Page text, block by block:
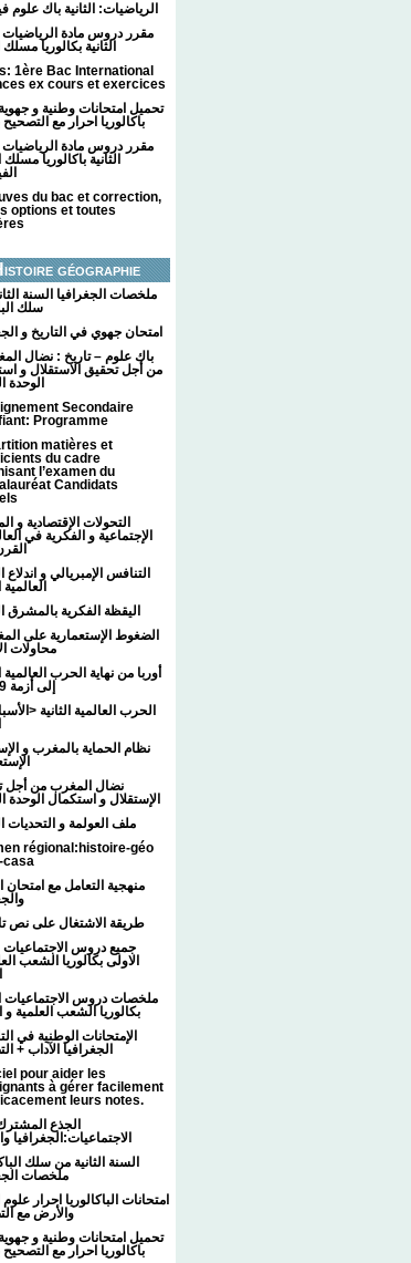
الرياضيات: الثانية باك علوم
مقرر دروس مادة الرياضيات
الثانية بكالوريا مسلك
1ère Bac International
ex cours et exercices
باكالوريا احرار مع
مقرر دروس مادة الرياضيات
الثانية باكالوريا مسلك
du bac et correction,
options et toutes
géographie
ملخصات الجغرافيا السنة
سلك
امتحان جهوي في التاريخ و
من أجل تحقيق الاستقلال و
الوحدة
Secondaire
Programme
matières et
du cadre
l’examen du
Candidats
التحولات الإقتصادية و
الإجتماعية و الفكرية في
القرن
التنافس الإمبريالي و
اليقظة الفكرية بالمشرق
الضغوط الإستعمارية على
محاولات
أوربا من نهاية الحرب العالمية
إلى أزمة 1929م
نظام الحماية بالمغرب و
نضال المغرب من أجل
الإستقلال و استكمال الوحدة
ملف العولمة و التحديات
régional:histoire-géo
casa
منهجية التعامل مع امتحان
طريقة الاشتغال على نص
جميع دروس الاجتماعيات
الاولى بكالوريا الشعب
ملخصات دروس الاجتماعيات
بكالوريا الشعب العلمية و
الإمتحانات الوطنية في
الجغرافيا الآداب +
pour aider les
à gérer facilement
leurs notes.
الجذع
الاجتماعيات:الجغرافيا
السنة الثانية من سلك
ملخصات
امتحانات الباكالوريا احرار علوم
والأرض مع
باكالوريا احرار مع